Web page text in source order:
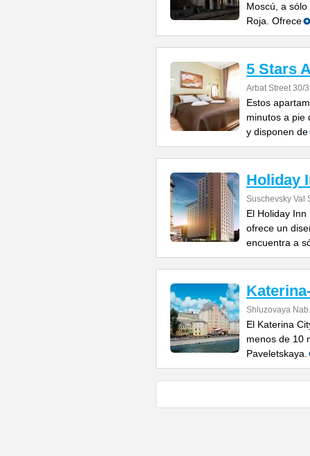
Moscú, a
Roja. Ofrece
5 Stars
Arbat Street 30/
Estos
minutos a pie
y disponen de
Holiday
Suschevsky Val
El Holiday
ofrece un
encuentra a
Shluzovaya
El Katerina
menos de 10
Paveletskaya.